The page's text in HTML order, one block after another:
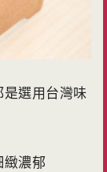
選用台灣味
濃郁